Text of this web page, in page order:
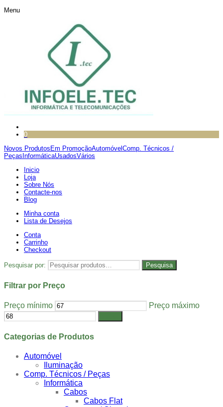
Menu
0
Novos Produtos Em PromoçãoAutomóvel Comp. Técnicos /
Peças InformáticaUsadosVários
Inicio
Loja
Sobre Nós
Contacte-nos
Blog
Minha conta
Lista de Desejos
Conta
Carrinho
Checkout
Pesquisar por: Pesquisa
Filtrar por Preço
Preço mínimo Preço máximo
Categorias de Produtos
Automóvel
Iluminação
Comp. Técnicos / Peças
Informática
Cabos
Cabos Flat